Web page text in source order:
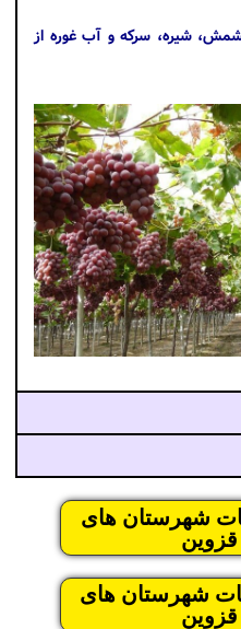
کشمش، شیره، سرکه و آب غوره از
شهرستان های
قزوین
شهرستان های